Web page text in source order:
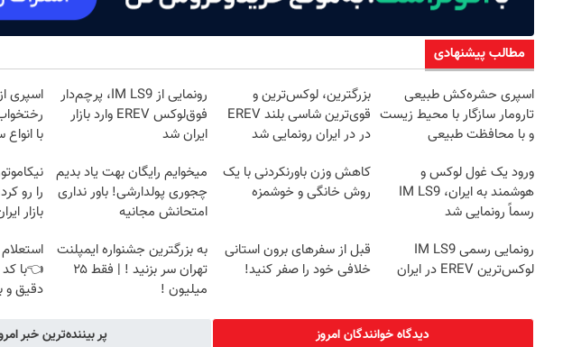
مطالب پیشنهادی
اسپری حشره‌کش طبیعی
تارومار سازگار با محیط زیست
و با محافظت طبیعی
بزرگترین، لوکس‌ترین و
قوی‌ترین شاسی بلند EREV
در در ایران رونمایی شد
رونمایی از IM LS9، پرچم‌دار
فوق‌لوکس EREV وارد بازار
ایران شد
اسپری
با
ورود یک غول لوکس و
هوشمند به ایران، IM LS9
رسماً رونمایی شد
کاهش وزن باورنکردنی با یک
روش خانگی و خوشمزه
میخوایم رایگان بهت یاد بدیم
چجوری پولدارشی! باور نداری
امتحانش مجانیه
بازار
رونمایی رسمی IM LS9
لوکس‌ترین EREV در ایران
قبل از سفرهای برون استانی
خلافی خود را صفر کنید!
به بزرگترین جشنواره ایمپلنت
تهران سر بزنید ! | فقط ۲۵
میلیون !
👈با
دقیق و
دیدگاه خوانندگان امروز پر بیننده‌ترین خبر